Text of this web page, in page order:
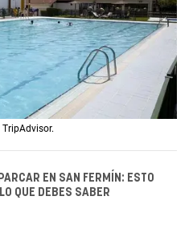
EN SAN FERMÍN: ESTO
QUE DEBES SABER